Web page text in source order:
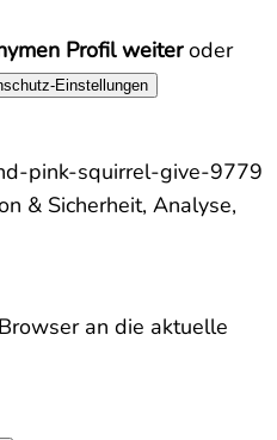
Profil weiteroder
Einstellungen
pink-squirrel-give-9779
& Sicherheit, Analyse,
an die aktuelle